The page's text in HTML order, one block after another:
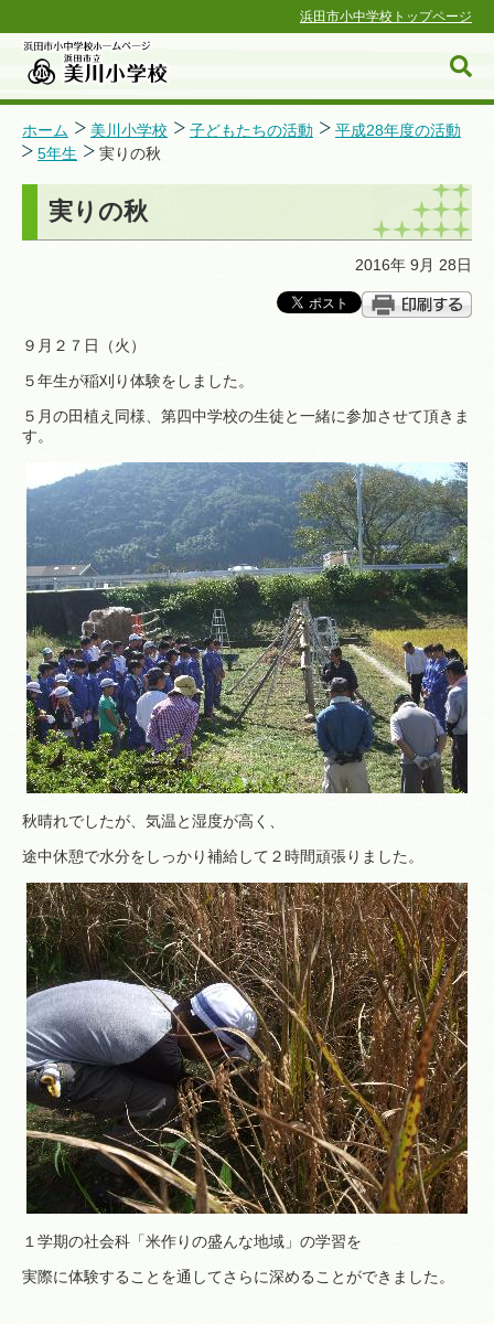
浜田市小中学校トップページ
浜田市小中学校ホームページ
ホーム 美川小学校 子どもたちの活動
平成28年度の活動
5年生
実りの秋
実りの秋
2016年 9月 28日
９月２７日（火）
５年生が稲刈り体験をしました。
５月の田植え同様、第四中学校の生徒と一緒に参加させて頂きま
す。
秋晴れでしたが、気温と湿度が高く、
途中休憩で水分をしっかり補給して２時間頑張りました。
１学期の社会科「米作りの盛んな地域」の学習を
実際に体験することを通してさらに深めることができました。